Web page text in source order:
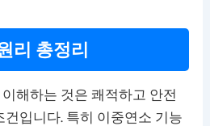
리 총정리
해하는 것은 쾌적하고 안전
입니다. 특히 이중연소 기능